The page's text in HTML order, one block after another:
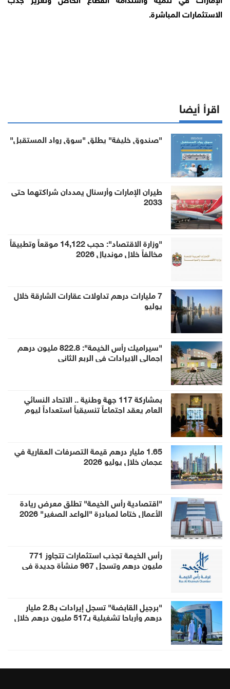
الاستثمارات المباشرة.
اقرأ أيضا
"صندوق خليفة" يطلق "سوق رواد المستقبل"
طيران الإمارات وأرسنال يمددان شراكتهما حتى
2033
"وزارة الاقتصاد": حجب 14,122 موقعاً وتطبيقاً
مخالفاً خلال مونديال 2026
7 مليارات درهم تداولات عقارات الشارقة خلال
يوليو
"سيراميك رأس الخيمة": 822.8 مليون درهم
إجمالي الإيرادات في الربع الثاني
بمشاركة 117 جهة وطنية .. الاتحاد النسائي
العام يعقد اجتماعاً تنسيقياً استعداداً ليوم
المرأة الإماراتية 2026
1.65 مليار درهم قيمة التصرفات العقارية في
عجمان خلال يوليو 2026
"اقتصادية رأس الخيمة" تطلق معرض ريادة
الأعمال ختاما لمبادرة "الواعد الصغير" 2026
رأس الخيمة تجذب استثمارات تتجاوز 771
مليون درهم وتسجل 967 منشأة جديدة في
النصف الأول
"برجيل القابضة" تسجل إيرادات بـ2.8 مليار
درهم وأرباحا تشغيلية بـ517 مليون درهم خلال
النصف الأول